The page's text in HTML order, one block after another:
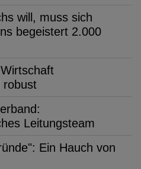
will, muss sich
begeistert 2.000
robust
Leitungsteam
Ein Hauch von